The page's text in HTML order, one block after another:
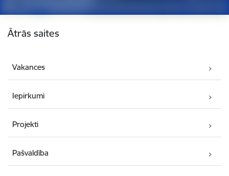
Ātrās saites
Vakances
Iepirkumi
Projekti
Pašvaldība